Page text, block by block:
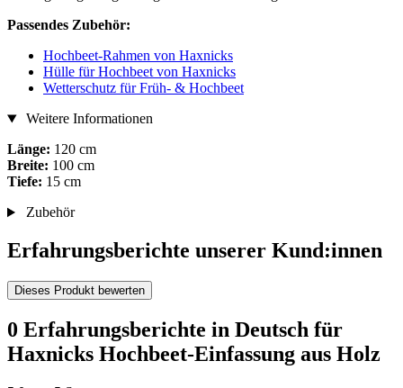
Passendes Zubehör:
Hochbeet-Rahmen von Haxnicks
Hülle für Hochbeet von Haxnicks
Wetterschutz für Früh- & Hochbeet
Weitere Informationen
Länge: 120 cm
Breite: 100 cm
Tiefe: 15 cm
Zubehör
Erfahrungsberichte unserer Kund:innen
Dieses Produkt bewerten
0 Erfahrungsberichte in Deutsch für
Haxnicks Hochbeet-Einfassung aus Holz